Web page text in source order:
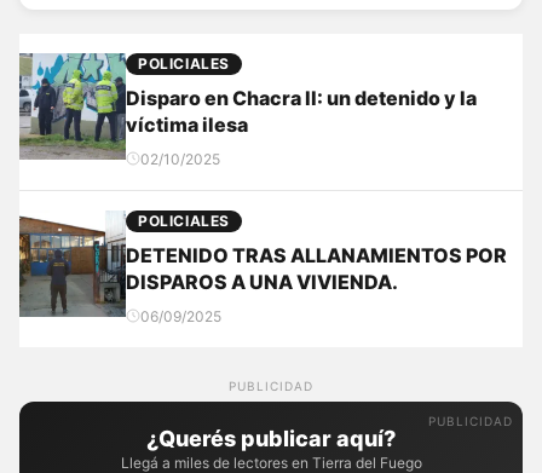
POLICIALES
Disparo en Chacra II: un detenido y la
víctima ilesa
02/10/2025
POLICIALES
DETENIDO TRAS ALLANAMIENTOS POR
DISPAROS A UNA VIVIENDA.
06/09/2025
PUBLICIDAD
¿Querés publicar aquí?
Llegá a miles de lectores en Tierra del Fuego